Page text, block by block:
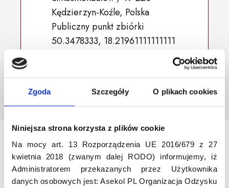
Zgoda Szczegóły O plikach cookies
Niniejsza strona korzysta z plików cookie
Na mocy art. 13 Rozporządzenia UE 2016/679 z 27
kwietnia 2018 (zwanym dalej RODO) informujemy, iż
Administratorem przekazanych przez Użytkownika
danych osobowych jest: Asekol PL Organizacja Odzysku
Kędzierzyn-Koźle, Polska
Publiczny punkt zbiórki
50.3478333, 18.21961111111111
Odwiedź nas